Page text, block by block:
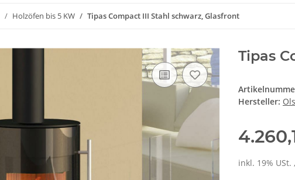
Holzöfen bis 5 KW Tipas Compact III Stahl schwarz, Glasfront
Tipas
Hersteller:
inkl. 19% USt.